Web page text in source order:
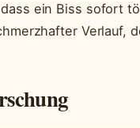
ein Biss sofort
Verlauf,